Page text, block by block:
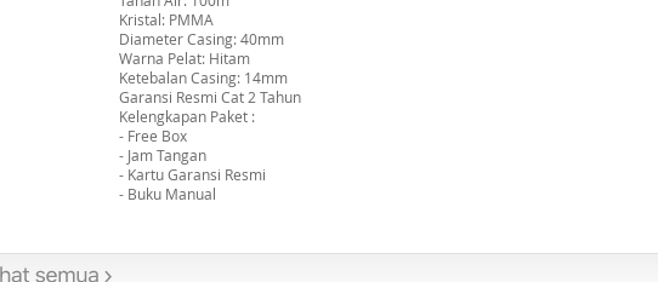
Kristal: PMMA
Diameter Casing: 40mm
Warna Pelat: Hitam
Ketebalan Casing: 14mm
Garansi Resmi Cat 2 Tahun
Kelengkapan Paket :
- Free Box
- Jam Tangan
- Kartu Garansi Resmi
- Buku Manual